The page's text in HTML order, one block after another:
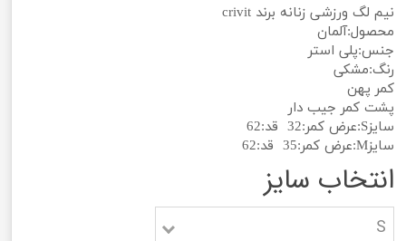
نیم لگ ورزشی زنانه برند crivit
محصول:آلمان
جنس:پلی استر
رنگ:مشکی
کمر پهن
پشت کمر جیب دار
سایزS:عرض کمر:32 قد:62
سایزM:عرض کمر:35 قد:62
انتخاب سایز
S